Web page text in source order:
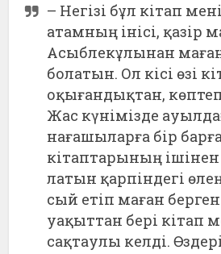
– Негізі бұл кітап
атамның інісі, қазір
Асыблекұлынан
болатын. Ол кісі өзі
оқығандықтан,
Жас күнімізде
нағашыларға бір
кітаптарының
латын қарпіндегі
сый етіп маған берген
уақыттан бері кітап
сақтаулы келді.